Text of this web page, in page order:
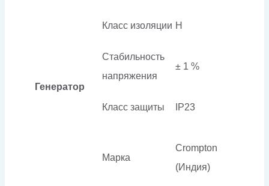
Генератор
Класс изоляции H
Стабильность
напряжения
± 1 %
Класс защиты IP23
Марка
Crompton
(Индия)